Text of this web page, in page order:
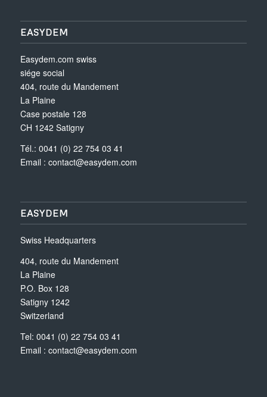
EASYDEM
Easydem.com swiss
siége social
404, route du Mandement
La Plaine
Case postale 128
CH 1242 Satigny
Tél.: 0041 (0) 22 754 03 41
Email : contact@easydem.com
EASYDEM
Swiss Headquarters
404, route du Mandement
La Plaine
P.O. Box 128
Satigny 1242
Switzerland
Tel: 0041 (0) 22 754 03 41
Email : contact@easydem.com